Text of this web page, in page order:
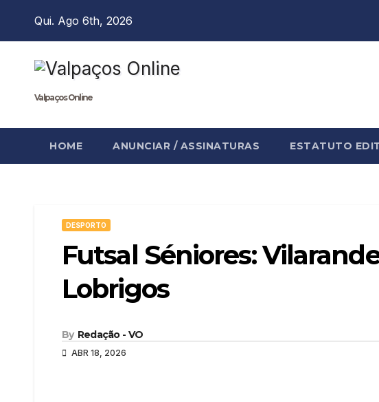
Qui. Ago 6th, 2026
Valpaços Online
HOME ANUNCIAR / ASSINATURAS ESTATUTO
DESPORTO
Futsal Séniores:
Lobrigos
By Redação - VO
ABR 18, 2026